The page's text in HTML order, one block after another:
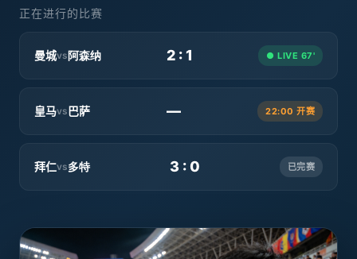
正在进行的比赛
曼城vs阿森纳 2 : 1 ● LIVE 67'
皇马vs 巴萨 — 22:00 开赛
拜仁vs多特 3 : 0 已完赛